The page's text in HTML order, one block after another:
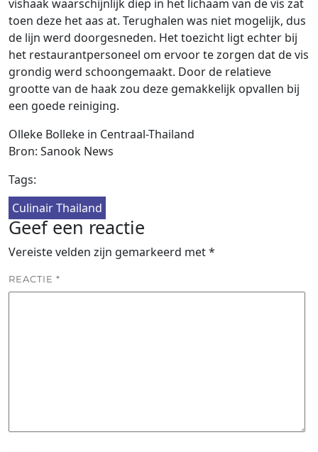
vishaak waarschijnlijk diep in het lichaam van de vis zat
toen deze het aas at. Terughalen was niet mogelijk, dus
de lijn werd doorgesneden. Het toezicht ligt echter bij
het restaurantpersoneel om ervoor te zorgen dat de vis
grondig werd schoongemaakt. Door de relatieve
grootte van de haak zou deze gemakkelijk opvallen bij
een goede reiniging.
Olleke Bolleke in Centraal-Thailand
Bron: Sanook News
Tags:
Culinair Thailand
Geef een reactie
Vereiste velden zijn gemarkeerd met*
REACTIE *